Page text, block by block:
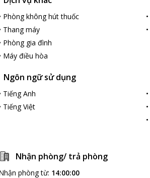
trời, thể thao dưới nước.
Nhà hàng ở ngay trong khuôn viên của
vùng miền được chế biến từ nguồn
dưỡng chất.
điểm du lịch hút khách tại Hạ Long:
thể đi bộ thong dong nhìn ngắm khung cảnh
Phòng không hút thuốc
Thang máy
Phòng gia đình
Máy điều hòa
•
Ngôn ngữ sử dụng
Tiếng Anh
Tiếng Việt
•
Nhận phòng/ trả phòng
phòng từ: 14:00:00